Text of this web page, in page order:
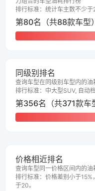
排行标准：统计车主数不少于
第80名（共88款车型）
同级别排名
查询车型在同级别车型内的油
排行标准：中大型SUV, 自动
第356名（共371款车
价格相近排名
查询车型同一价格区间内的油
排行标准：价格差别小于
于20。